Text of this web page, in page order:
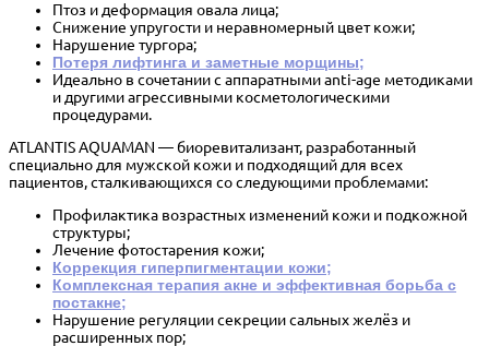
Птоз и деформация овала лица;
Снижение упругости и неравномерный цвет кожи;
Нарушение тургора;
Потеря лифтинга и заметные морщины;
Идеально в сочетании с аппаратными anti-age методиками
и другими агрессивными косметологическими
процедурами.
ATLANTIS AQUAMAN — биоревитализант, разработанный
специально для мужской кожи и подходящий для всех
пациентов, сталкивающихся со следующими проблемами:
Профилактика возрастных изменений кожи и подкожной
структуры;
Лечение фотостарения кожи;
Коррекция гиперпигментации кожи;
Комплексная терапия акне и эффективная борьба с
постакне;
Нарушение регуляции секреции сальных желёз и
расширенных пор;